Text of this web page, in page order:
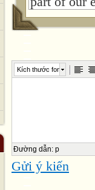
useful ?
respond to
Listen to
Kích thước font
Đường dẫn: p
Gửi ý kiến